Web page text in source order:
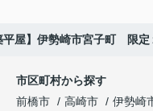
平屋】伊勢崎市宮子町 限
市区町村から探す
前橋市
高崎市 伊勢崎